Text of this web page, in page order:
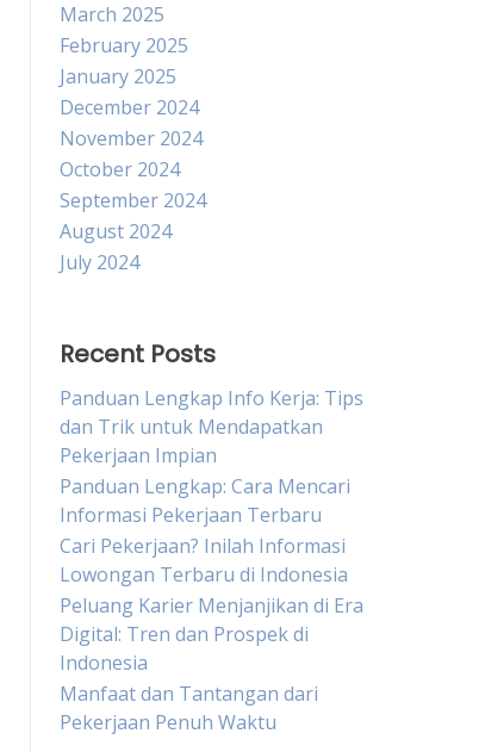
March 2025
February 2025
January 2025
December 2024
November 2024
October 2024
September 2024
August 2024
July 2024
Recent Posts
Panduan Lengkap Info Kerja: Tips
dan Trik untuk Mendapatkan
Pekerjaan Impian
Panduan Lengkap: Cara Mencari
Informasi Pekerjaan Terbaru
Cari Pekerjaan? Inilah Informasi
Lowongan Terbaru di Indonesia
Peluang Karier Menjanjikan di Era
Digital: Tren dan Prospek di
Indonesia
Manfaat dan Tantangan dari
Pekerjaan Penuh Waktu